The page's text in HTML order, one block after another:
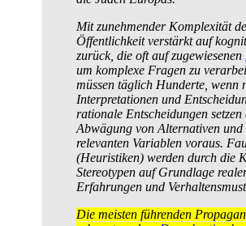
Mit zunehmender Komplexität
Öffentlichkeit verstärkt auf
zurück, die oft auf zugewiesenen
um komplexe Fragen zu
müssen täglich Hunderte, wenn
Interpretationen und
rationale Entscheidungen setzen
Abwägung von Alternativen und
relevanten Variablen voraus.
(Heuristiken) werden durch die
Stereotypen auf Grundlage
Erfahrungen und
Die meisten führenden